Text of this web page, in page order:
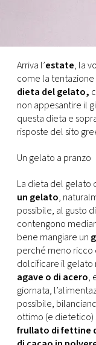
PRINCIPATO
MONACO
RMC
CONSIGLIA
Arriva l’estate, la
come la tentazione
dieta del gelato,
non appesantire il
questa dieta e
risposte del sito
Un gelato a pranzo
La dieta del gelato
un gelato,
possibile, al gusto
contengono
bene mangiare un
perché meno ricco
dolcificare il gelato
agave o di acero,
giornata,
possibile,
ottimo (e dietetico)
frullato di fettine